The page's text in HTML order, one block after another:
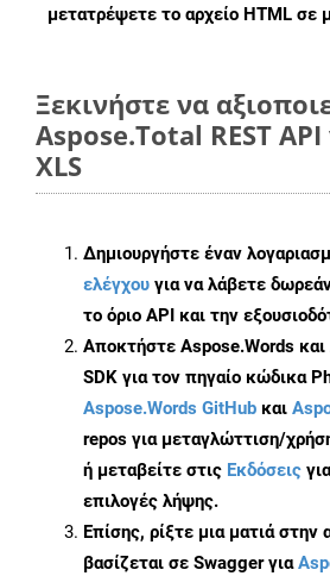
μετατρέψετε το αρχείο HTML σε
Ξεκινήστε να
Aspose.Total REST
XLS
Δημιουργήστε έναν
ελέγχου για να λάβετε
το όριο API και την
Αποκτήστε Aspose.Words
SDK για τον πηγαίο κώδικα
Aspose.Words GitHub και
repos για μεταγλώττιση/
ή μεταβείτε στις Εκδόσεις
επιλογές λήψης.
Επίσης, ρίξτε μια ματιά
βασίζεται σε Swagger για